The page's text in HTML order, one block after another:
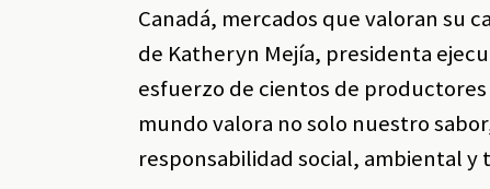
Canadá, mercados que valoran su
de Katheryn Mejía, presidenta
esfuerzo de cientos de
mundo valora no solo nuestro
responsabilidad social, ambiental y